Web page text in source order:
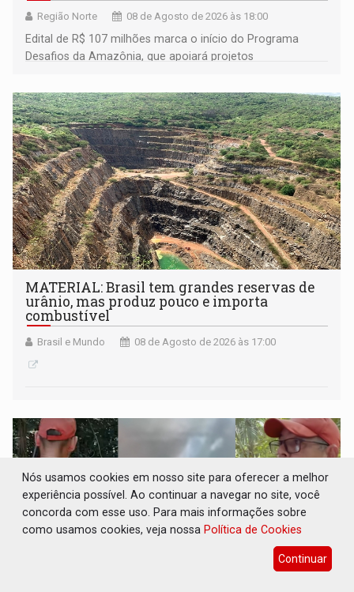
Região Norte 08 de Agosto de 2026 às 18:00
Edital de R$ 107 milhões marca o início do Programa
Desafios da Amazônia, que apoiará projetos
submissão de pré-propostas poderá ser feita até 1º de
setembro
MATERIAL: Brasil tem grandes reservas de
urânio, mas produz pouco e importa
combustível
Brasil e Mundo 08 de Agosto de 2026 às 17:00
Nós usamos cookies em nosso site para oferecer a melhor
experiência possível. Ao continuar a navegar no site, você
concorda com esse uso. Para mais informações sobre
como usamos cookies, veja nossa Política de Cookies
Continuar